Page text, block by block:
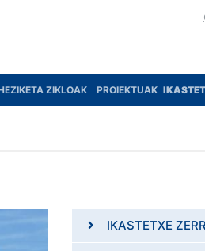
ZIKLOAK PROIEKTUAK
IKASTETXE